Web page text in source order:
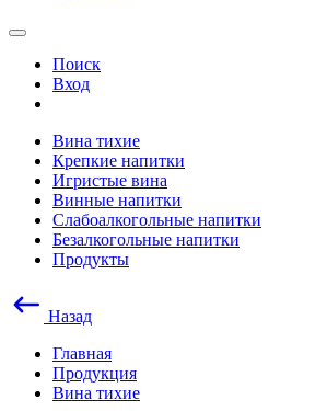
Поиск
Вход
Вина тихие
Крепкие напитки
Игристые вина
Винные напитки
Слабоалкогольные напитки
Безалкогольные напитки
Продукты
Назад
Главная
Продукция
Вина тихие